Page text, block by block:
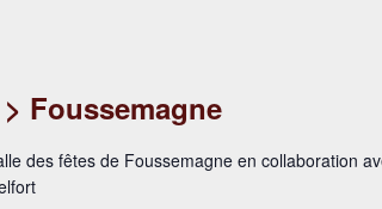
Foussemagne
des fêtes de Foussemagne en collaboration